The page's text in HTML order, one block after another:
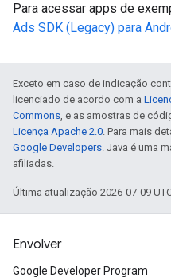
Para acessar apps de
Ads SDK (Legacy) para
Exceto em caso de indicação
licenciado de acordo com a
Commons, e as amostras de
Licença Apache 2.0. Para mais
Google Developers. Java é uma
afiliadas.
Última atualização 2026-07-09
Envolver
Google Developer Program